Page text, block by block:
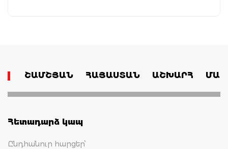
ՇԱՄՇՅԱՆ ՀԱՅԱՍՏԱՆ ԱՇԽԱՐՀ
Հետադարձ կապ
Ընդհանուր հարցեր՝